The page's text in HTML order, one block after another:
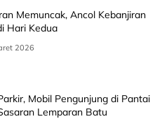
Memuncak, Ancol Kebanjiran
Hari Kedua
2026
Mobil Pengunjung di Pantai
Lemparan Batu